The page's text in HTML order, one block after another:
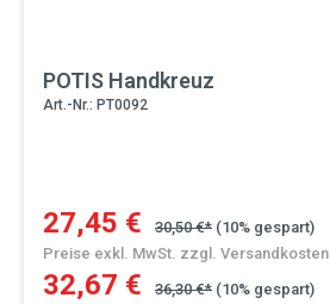
POTIS Handkreuz
Art.-Nr.: PT0092
27,45 € 30,50 €* (10% gespart)
Preise exkl. MwSt. zzgl. Versandkosten
32,67 € 36,30 €* (10% gespart)